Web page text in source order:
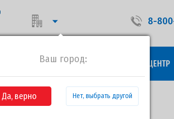
Ваш город:
Да, верно Нет, выбрать другой
8-
СОТРУДНИЧЕСТВО ПРЕСС-ЦЕНТР